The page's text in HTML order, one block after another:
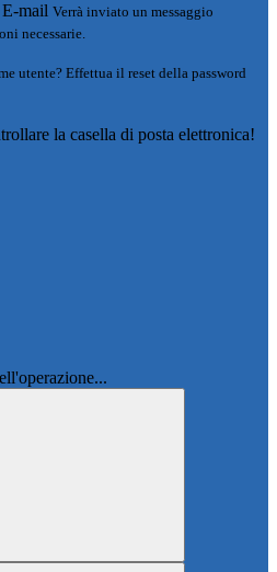
E-mail Verrà inviato un messaggio
necessarie.
utente? Effettua il reset della password
la casella di posta elettronica!